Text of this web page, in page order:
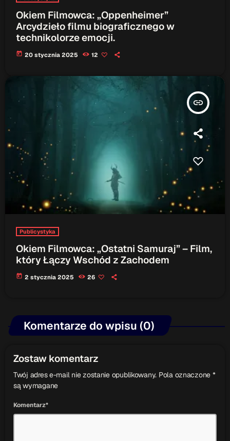
Okiem Filmowca: „Oppenheimer”
Arcydzieło filmu biograficznego w
technikolorze emocji.
today 20 stycznia 2025 12
insert_link
Publicystyka
Okiem Filmowca: „Ostatni Samuraj” – Film,
który Łączy Wschód z Zachodem
today 2 stycznia 2025 26
Komentarze do wpisu (0)
Zostaw komentarz
Twój adres e-mail nie zostanie opublikowany. Pola oznaczone *
są wymagane
Komentarz*